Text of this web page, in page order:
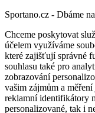
Sportano.cz - Dbáme
Chceme poskytovat
účelem využíváme
které zajišťují správné
souhlasu také pro
zobrazování
vašim zájmům a
reklamní identifikátory
personalizované, tak i